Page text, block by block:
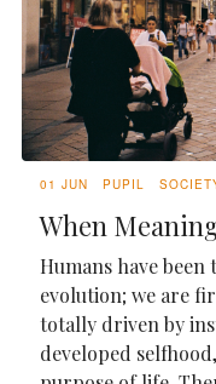
01 JUN PUPIL
When
Humans have
evolution; we are
totally driven by
developed